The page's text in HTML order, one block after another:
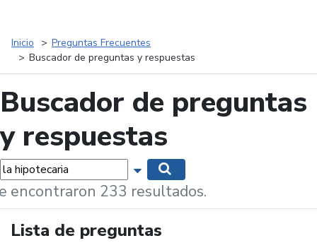
Inicio
Preguntas Frecuentes
Buscador de preguntas y respuestas
Buscador de preguntas
y respuestas
Mostrar opciones de búsqueda
encontraron 233 resultados.
Lista de preguntas